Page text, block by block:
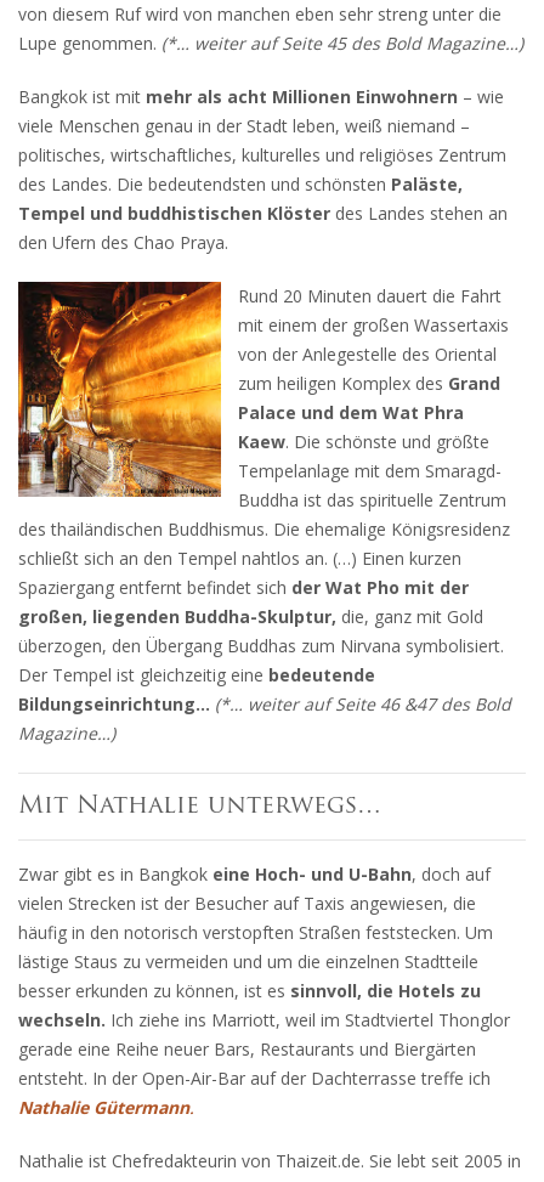
von diesem Ruf wird von manchen eben sehr streng unter die
Lupe genommen. (*… weiter auf Seite 45 des Bold Magazine…)
Bangkok ist mit mehr als acht Millionen Einwohnern – wie
viele Menschen genau in der Stadt leben, weiß niemand –
politisches, wirtschaftliches, kulturelles und religiöses Zentrum
des Landes. Die bedeutendsten und schönsten Paläste,
Tempel und buddhistischen Klöster des Landes stehen an
den Ufern des Chao Praya.
Rund 20 Minuten dauert die Fahrt
mit einem der großen Wassertaxis
von der Anlegestelle des Oriental
zum heiligen Komplex des Grand
Palace und dem Wat Phra
Kaew. Die schönste und größte
Tempelanlage mit dem Smaragd-
Buddha ist das spirituelle Zentrum
des thailändischen Buddhismus. Die ehemalige Königsresidenz
schließt sich an den Tempel nahtlos an. (…) Einen kurzen
Spaziergang entfernt befindet sich der Wat Pho mit der
großen, liegenden Buddha-Skulptur, die, ganz mit Gold
überzogen, den Übergang Buddhas zum Nirvana symbolisiert.
Der Tempel ist gleichzeitig eine bedeutende
Bildungseinrichtung… (*… weiter auf Seite 46 &47 des Bold
Magazine…)
Mit Nathalie unterwegs…
Zwar gibt es in Bangkok eine Hoch- und U-Bahn, doch auf
vielen Strecken ist der Besucher auf Taxis angewiesen, die
häufig in den notorisch verstopften Straßen feststecken. Um
lästige Staus zu vermeiden und um die einzelnen Stadtteile
besser erkunden zu können, ist es sinnvoll, die Hotels zu
wechseln. Ich ziehe ins Marriott, weil im Stadtviertel Thonglor
gerade eine Reihe neuer Bars, Restaurants und Biergärten
entsteht. In der Open-Air-Bar auf der Dachterrasse treffe ich
Nathalie Gütermann.
Nathalie ist Chefredakteurin von Thaizeit.de. Sie lebt seit 2005 in